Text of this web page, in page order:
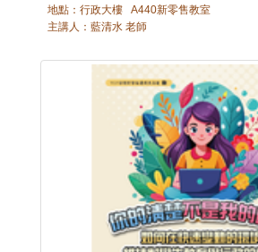
地點：行政大樓 A440新零售教室
主講人：藍清水 老師